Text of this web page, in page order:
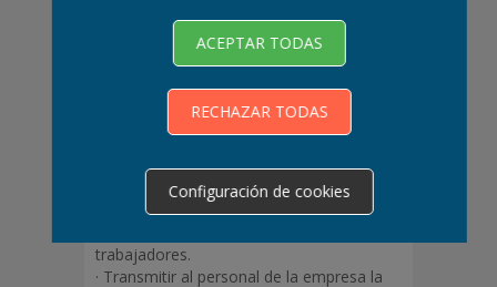
ACEPTAR TODAS
RECHAZAR TODAS
Configuración de cookies
empresariales (CAE).
· Promoción de la prevención en la
· Proponer acciones para controlar y
reducir los riesgos.
de control.
· Participar activamente en la planificación
de las actividades preventivas
trabajadores.
· Transmitir al personal de la empresa la